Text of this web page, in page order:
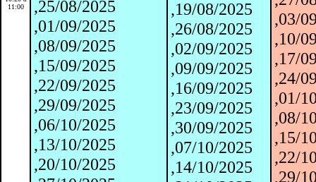
11:00
,25/08/2025
,01/09/2025
,08/09/2025
,15/09/2025
,22/09/2025
,29/09/2025
,06/10/2025
,13/10/2025
,20/10/2025
,19/08/2025
,26/08/2025
,02/09/2025
,09/09/2025
,16/09/2025
,23/09/2025
,30/09/2025
,07/10/2025
,14/10/2025
,03/
,10/
,17/
,24/
,01/
,08/
,15/
,22/
,29/